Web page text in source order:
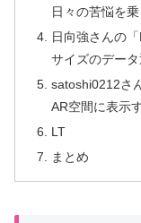
日々の苦悩を
日向強さんの
サイズのデー
satoshi0212さ
AR空間に表示
LT
まとめ